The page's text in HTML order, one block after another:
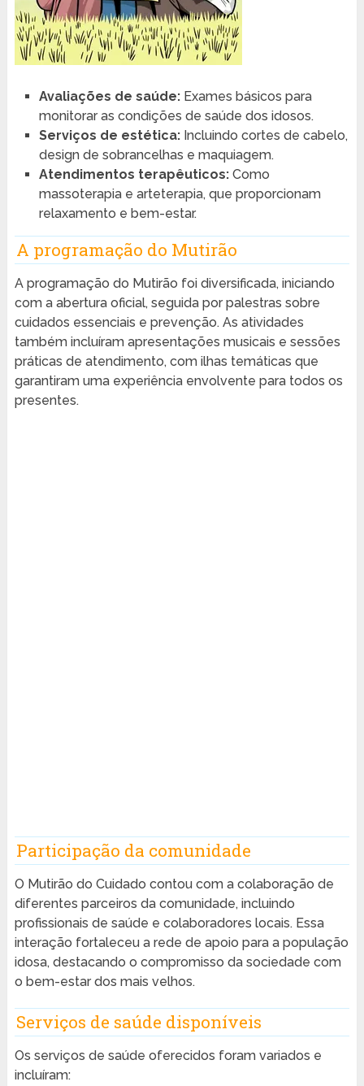
Avaliações de saúde:Exames básicos para
monitorar as condições de saúde dos idosos.
Serviços de estética:Incluindo cortes de cabelo,
design de sobrancelhas e maquiagem.
Atendimentos terapêuticos:Como
massoterapia e arteterapia, que proporcionam
relaxamento e bem-estar.
A programação do Mutirão
A programação do Mutirão foi diversificada, iniciando
com a abertura oficial, seguida por palestras sobre
cuidados essenciais e prevenção. As atividades
também incluíram apresentações musicais e sessões
práticas de atendimento, com ilhas temáticas que
garantiram uma experiência envolvente para todos os
presentes.
Participação da comunidade
O Mutirão do Cuidado contou com a colaboração de
diferentes parceiros da comunidade, incluindo
profissionais de saúde e colaboradores locais. Essa
interação fortaleceu a rede de apoio para a população
idosa, destacando o compromisso da sociedade com
o bem-estar dos mais velhos.
Serviços de saúde disponíveis
Os serviços de saúde oferecidos foram variados e
incluíram: